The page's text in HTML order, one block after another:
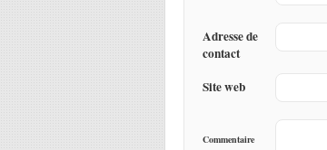
Adresse de
contact
Site web
Commentaire